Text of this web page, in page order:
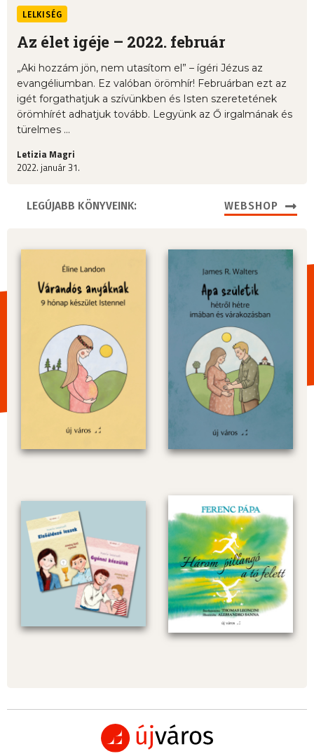
LELKISÉG
Az élet igéje – 2022. február
„Aki hozzám jön, nem utasítom el” – ígéri Jézus az
evangéliumban. Ez valóban örömhír! Februárban ezt az
igét forgathatjuk a szívünkben és Isten szeretetének
örömhírét adhatjuk tovább. Legyünk az Ő irgalmának és
türelmes ...
Letizia Magri
2022. január 31.
LEGÚJABB KÖNYVEINK: WEBSHOP